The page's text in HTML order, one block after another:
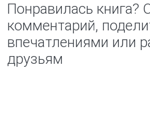
Понравилась книга?
комментарий,
впечатлениями или
друзьям